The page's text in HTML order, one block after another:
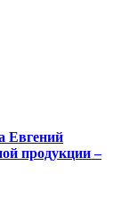
Евгений
продукции –